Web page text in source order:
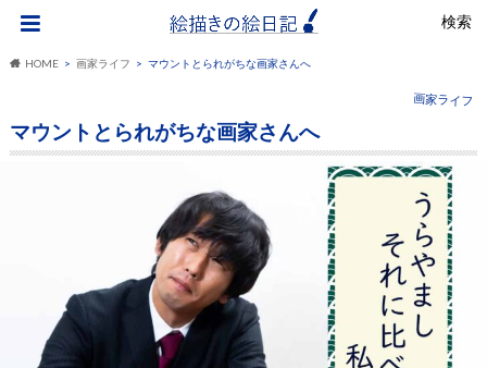
HOME 画家ライフ マウントとられがちな画家さんへ
画家ライフ
マウントとられがちな画家さんへ
検索